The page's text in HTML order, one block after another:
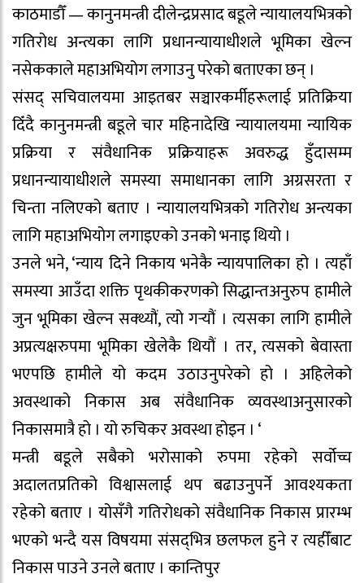
काठमाडौँ — कानुनमन्त्री दीलेन्द्रप्रसाद बडूले न्यायालयभित्रको
गतिरोध अन्त्यका लागि प्रधानन्यायाधीशले भूमिका खेल्न
नसेककाले महाअभियोग लगाउनु परेको बताएका छन् ।
संसद् सचिवालयमा आइतबर सञ्चारकर्मीहरूलाई प्रतिक्रिया
दिँदै कानुनमन्त्री बडूले चार महिनादेखि न्यायालयमा न्यायिक
प्रक्रिया र संवैधानिक प्रक्रियाहरू अवरुद्ध हुँदासम्म
प्रधानन्यायाधीशले समस्या समाधानका लागि अग्रसरता र
चिन्ता नलिएको बताए । न्यायालयभित्रको गतिरोध अन्त्यका
लागि महाअभियोग लगाइएको उनको भनाइ थियो ।
उनले भने, ‘न्याय दिने निकाय भनेकै न्यायपालिका हो । त्यहाँ
समस्या आउँदा शक्ति पृथकीकरणको सिद्धान्तअनुरुप हामीले
जुन भूमिका खेल्न सक्थ्यौं, त्यो गर्‍यौं । त्यसका लागि हामीले
अप्रत्यक्षरुपमा भूमिका खेलेकै थियौं । तर, त्यसको बेवास्ता
भएपछि हामीले यो कदम उठाउनुपरेको हो । अहिलेको
अवस्थाको निकास अब संवैधानिक व्यवस्थाअनुसारको
निकासमात्रै हो । यो रुचिकर अवस्था होइन । ‘
मन्त्री बडूले सबैको भरोसाको रुपमा रहेको सर्वोच्च
अदालतप्रतिको विश्वासलाई थप बढाउनुपर्ने आवश्यकता
रहेको बताए । योसँगै गतिरोधको संवैधानिक निकास प्रारम्भ
भएको भन्दै यस विषयमा संसद्‌भित्र छलफल हुने र त्यहीँबाट
निकास पाउने उनले बताए । कान्तिपुर